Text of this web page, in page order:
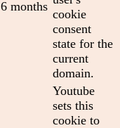
6 months
cookie
consent
state for the
current
domain.
Youtube
sets this
cookie to